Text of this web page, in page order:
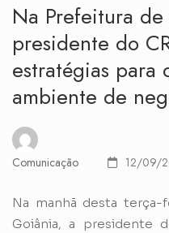
Na Prefeitura
presidente do
estratégias para
ambiente de
Comunicação 12/09/
Na manhã desta terça-
Goiânia, a presidente